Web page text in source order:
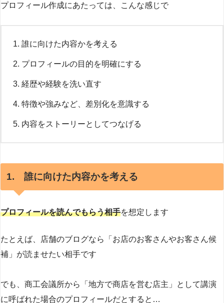
プロフィール作成にあたっては、こんな感じで
誰に向けた内容かを考える
プロフィールの目的を明確にする
経歴や経験を洗い直す
特徴や強みなど、差別化を意識する
内容をストーリーとしてつなげる
1. 誰に向けた内容かを考える
プロフィールを読んでもらう相手を想定します
たとえば、店舗のブログなら「お店のお客さんやお客さん候
補」が読ませたい相手です
でも、商工会議所から「地方で商店を営む店主」として講演
に呼ばれた場合のプロフィールだとすると…